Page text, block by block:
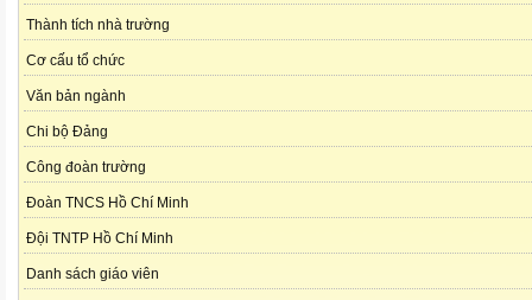
Thành tích nhà trường
Cơ cấu tổ chức
Văn bản ngành
Chi bộ Đảng
Công đoàn trường
Đoàn TNCS Hồ Chí Minh
Đội TNTP Hồ Chí Minh
Danh sách giáo viên